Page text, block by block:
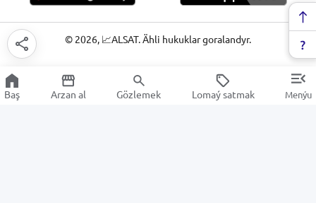
© 2026, 📈ALSAT. Ähli hukuklar goralandyr.
Baş Arzan al Gözlemek Lomaý satmak Menýu